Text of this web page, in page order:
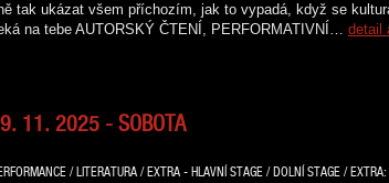
tak ukázat všem příchozím, jak to vypadá, když se
na tebe AUTORSKÝ ČTENÍ, PERFORMATIVNÍ… detail
11. 2025 - SOBOTA
/ LITERATURA / EXTRA - HLAVNÍ STAGE / DOLNÍ STAGE / EXTRA: